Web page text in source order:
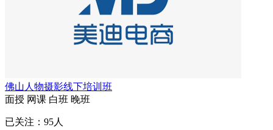
佛山人物摄影线下培训班
面授 网课 白班 晚班
已关注： 95人